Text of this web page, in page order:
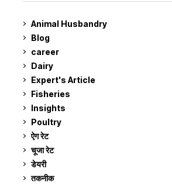
Animal Husbandry
Blog
career
Dairy
Expert's Article
Fisheries
Insights
Poultry
ऐग रेट
चूजा रेट
डेयरी
तकनीक